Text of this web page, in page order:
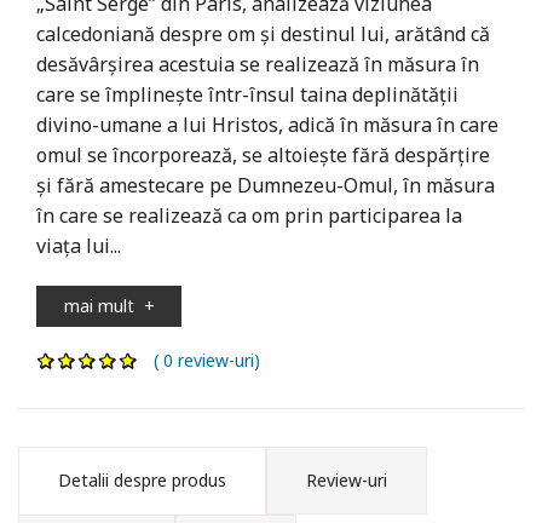
calcedoniană despre om şi destinul lui, arătând că
desăvârşirea acestuia se realizează în măsura în
care se împlineşte într-însul taina deplinătăţii
divino-umane a lui Hristos, adică în măsura în care
omul se încorporează, se altoieşte fără despărţire
şi fără amestecare pe Dumnezeu-Omul, în măsura
în care se realizează ca om prin participarea la
viaţa lui...
mai mult +
( 0 review-uri)
Detalii despre produs Review-uri